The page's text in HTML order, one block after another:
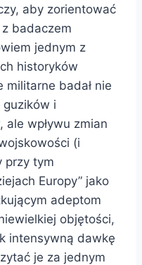
aby zorientować
badaczem
jednym z
historyków
badał nie
i
wpływu zmian
(i
przy tym
Europy” jako
adeptom
objętości,
intensywną dawkę
je za jednym